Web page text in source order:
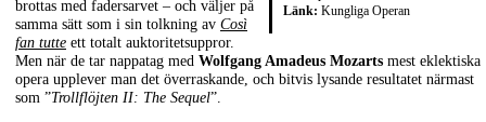
Länk: Kungliga Operan
brottas med fadersarvet – och väljer på
samma sätt som i sin tolkning av Così
fan tutte ett totalt auktoritetsuppror.
Men när de tar nappatag med Wolfgang Amadeus Mozarts mest eklektiska
opera upplever man det överraskande, och bitvis lysande resultatet närmast
som ”Trollflöjten II: The Sequel”.